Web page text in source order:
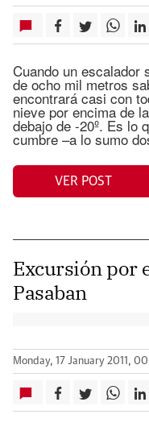
Cuando un escalador
de ocho mil metros
encontrará casi con
nieve por encima de
debajo de -20º. Es lo
cumbre –a lo sumo
VER POST
Excursión por
Pasaban
Monday, 17 January 2011,